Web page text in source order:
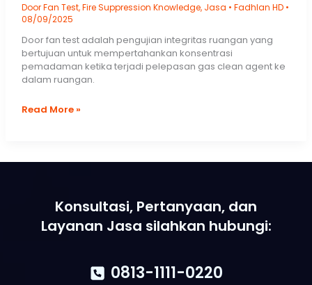
Door Fan Test,Fire Suppression Knowledge, Jasa • Fadhlan HD •
08/09/2025
Door fan test adalah pengujian integritas ruangan yang
bertujuan untuk mempertahankan konsentrasi
pemadaman ketika terjadi pelepasan gas clean agent ke
dalam ruangan.
Prosedur
–
Integrity
Testing
Read More »
Konsultasi, Pertanyaan, dan
Layanan Jasa silahkan hubungi:
0813-1111-0220